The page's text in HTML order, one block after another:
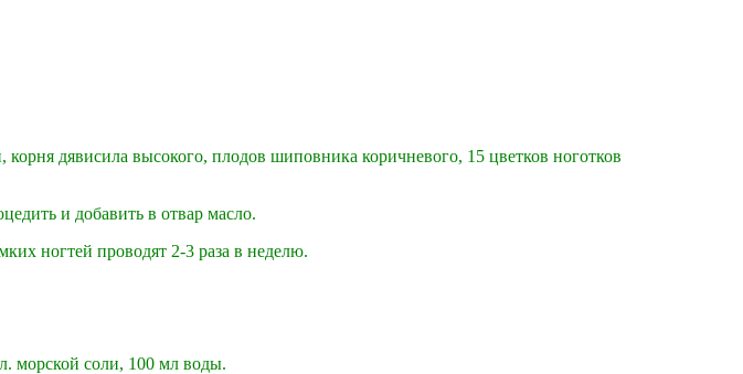
дявисила высокого, плодов шиповника коричневого, 15 цветков ноготков
и добавить в отвар масло.
ногтей проводят 2-3 раза в неделю.
морской соли, 100 мл воды.